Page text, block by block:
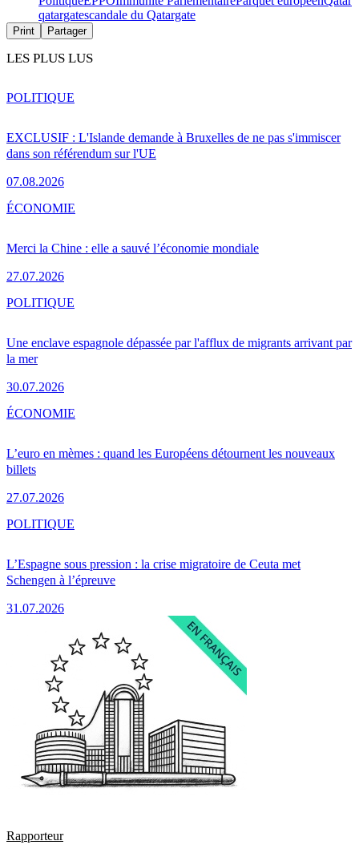
qatargatescandale du Qatargate
Print Partager
LES PLUS LUS
EXCLUSIF : L'Islande demande à Bruxelles de ne pas s'immiscer
dans son référendum sur l'UE
07.08.2026
POLITIQUE
Merci la Chine : elle a sauvé l’économie mondiale
27.07.2026
ÉCONOMIE
Une enclave espagnole dépassée par l'afflux de migrants arrivant par
la mer
30.07.2026
POLITIQUE
L’euro en mèmes : quand les Européens détournent les nouveaux
billets
27.07.2026
ÉCONOMIE
L’Espagne sous pression : la crise migratoire de Ceuta met
Schengen à l’épreuve
31.07.2026
POLITIQUE
Rapporteur